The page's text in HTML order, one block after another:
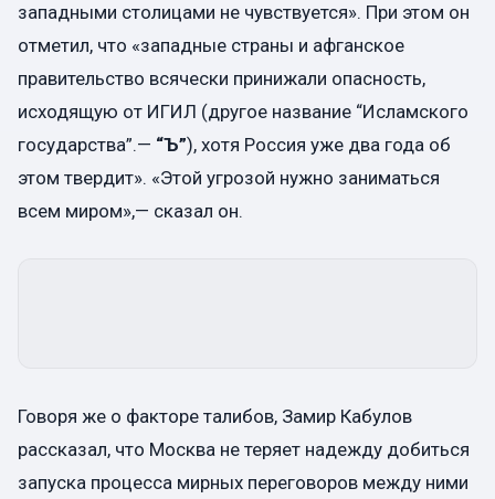
западными столицами не чувствуется». При этом он
отметил, что «западные страны и афганское
правительство всячески принижали опасность,
исходящую от ИГИЛ (другое название “Исламского
государства”.— “Ъ”), хотя Россия уже два года об
этом твердит». «Этой угрозой нужно заниматься
всем миром»,— сказал он.
Говоря же о факторе талибов, Замир Кабулов
рассказал, что Москва не теряет надежду добиться
запуска процесса мирных переговоров между ними